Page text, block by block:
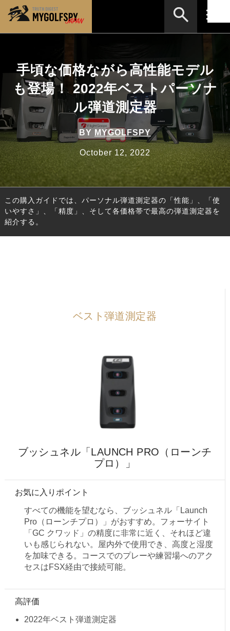
手頃な価格ながら高性能モデル
も登場！ 2022年ベストパーソナ
ル弾道測定器
BY MYGOLFSPY
October 12, 2022
この購入ガイドでは、パーソナル弾道測定器の「性能」、「使
いやすさ」、「精度」、そして各価格帯で最高の弾道測定器を
紹介する。
ベスト弾道測定器
ブッシュネル「LAUNCH PRO（ローンチ
プロ）」
お気に入りポイント
すべての機能を望むなら、ブッシュネル「Launch
Pro（ローンチプロ）」がおすすめ。フォーサイト
「GC クワッド」の精度に非常に近く、それほど違
いも感じられない。屋内外で使用でき、高度と湿度
を加味できる。コースでのプレーや練習場へのアク
セスはFSX経由で接続可能。
高評価
2022年ベスト弾道測定器
NEW RELEASES 新製品情報
HOW TO ゴルフ上達・実践テクニック
LAB テスト・データ検証
Golf News ゴルフニュース
REVIEWS 製品レビュー
DRIVERS ドライバー
FAIRWAY WOODS フェアウェイウッド
HYBRIDS
その他
私たちのチーム
私たちの使命
MyGolfSpyJapanとは？
※メーカー名やクラブ名など、検索したい事柄を入力してください。